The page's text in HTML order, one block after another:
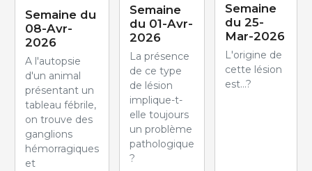
Semaine du
08-Avr-
2026
A l'autopsie
d'un animal
présentant un
tableau fébrile,
on trouve des
ganglions
hémorragiques
et
Semaine
du 01-Avr-
2026
La présence
de ce type
de lésion
implique-t-
elle toujours
un problème
pathologique
?
Semaine
du 25-
Mar-2026
L'origine de
cette lésion
est...?